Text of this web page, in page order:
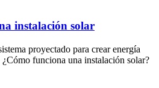
instalación solar
proyectado para crear energía
funciona una instalación solar?